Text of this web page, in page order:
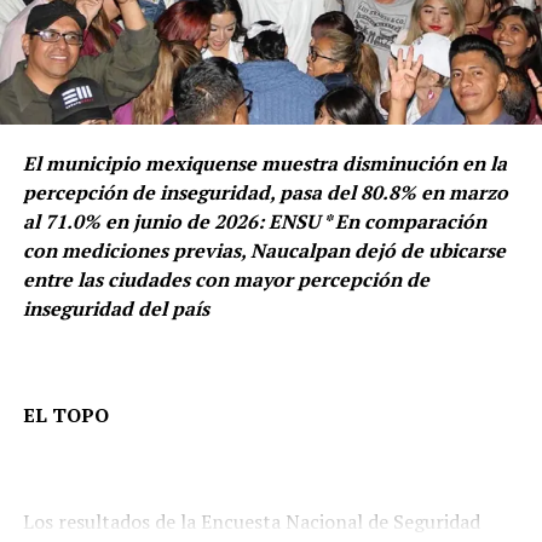
A CONTINUACIÓN
Asumimos la responsabilidad del relleno sanitario:
Raciel Pérez
Yasmín Esquivel tuvo pasado priísta
Como parte de esta estrategia se instalaron más de 500
luminarias, mejorando la visibilidad y reforzando las
condiciones de seguridad para quienes diariamente
transitan por la zona.
El municipio mexiquense muestra disminución en la
percepción de inseguridad, pasa del 80.8% en marzo
al 71.0% en junio de 2026: ENSU * En comparación
con mediciones previas, Naucalpan dejó de ubicarse
entre las ciudades con mayor percepción de
inseguridad del país
EL TOPO
Los resultados de la Encuesta Nacional de Seguridad